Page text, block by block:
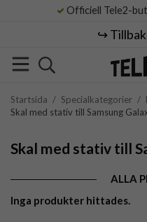
Officiell Tele2-
↪️
Startsida / Specialkategorier /
Skal med stativ till Samsung
Skal med stativ till
ALLA
Inga produkter hittades.